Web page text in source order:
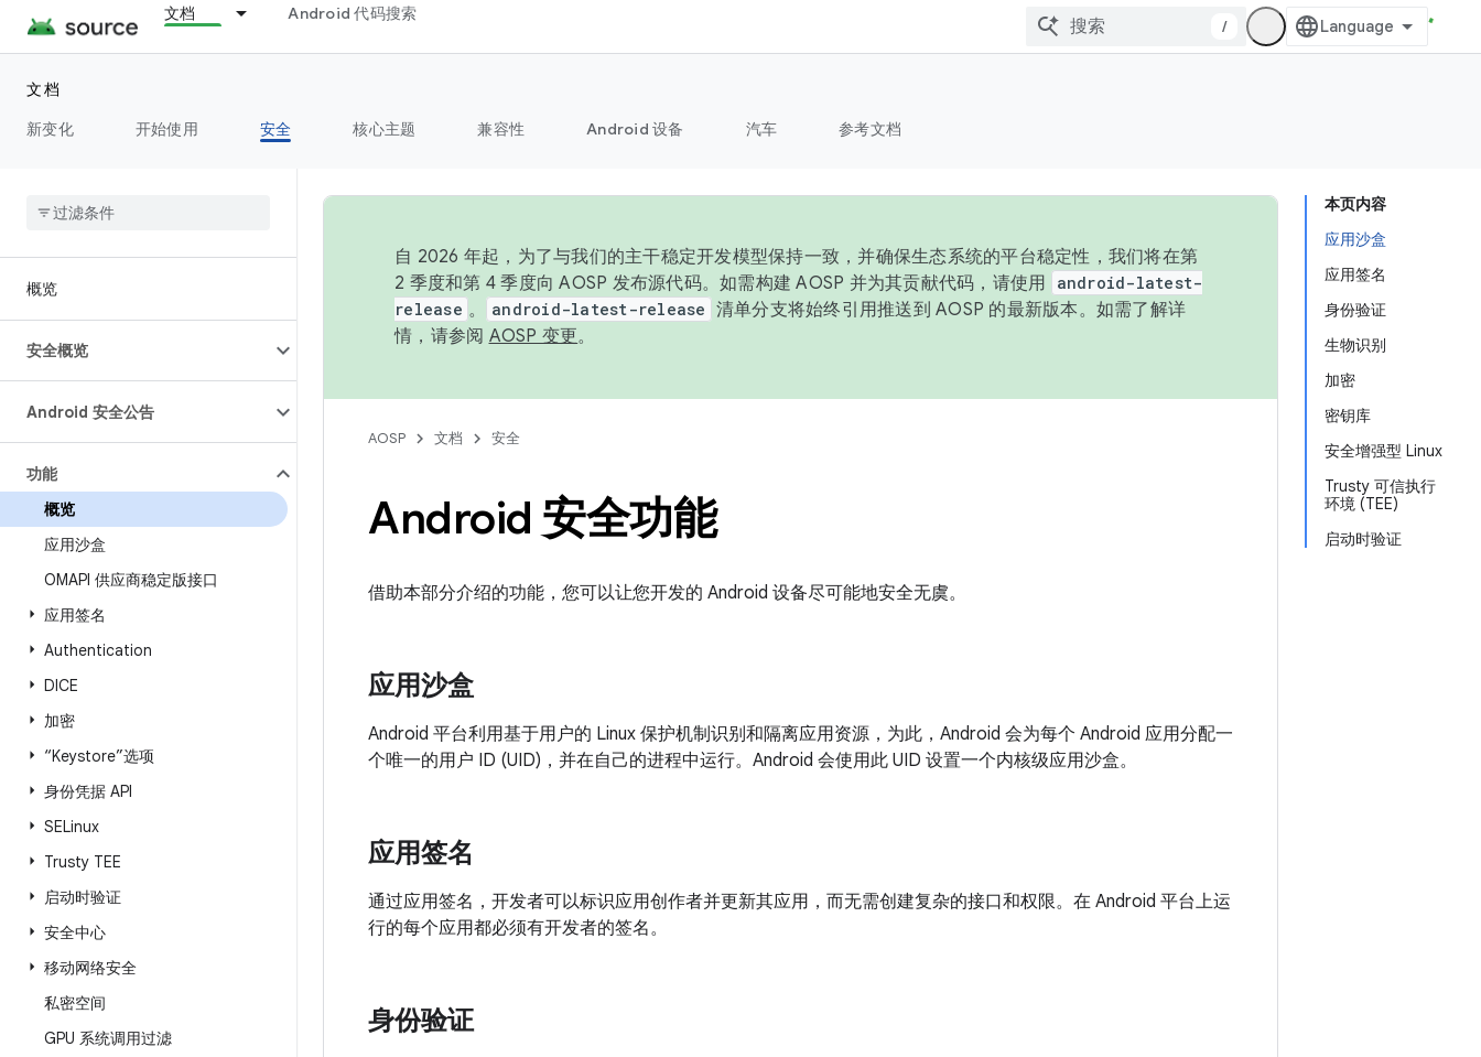
文档 Android 代码搜索
/
文档
新变化
开始使用 安全 核心主题 兼容性 Android 设备 汽车 参考文档
概览
安全概览
Android 安全公告
功能
概览
应用沙盒
OMAPI 供应商稳定版接口
应用签名
Authentication
DICE
加密
“Keystore”选项
身份凭据 API
SELinux
Trusty TEE
启动时验证
安全中心
移动网络安全
私密空间
GPU 系统调用过滤
本页内容
应用沙盒
应用签名
身份验证
生物识别
加密
密钥库
安全增强型 Linux
Trusty 可信执行
环境 (TEE)
启动时验证
自 2026 年起，为了与我们的主干稳定开发模型保持一致，并确保生态系统的平台稳定性，我们将在第
2 季度和第 4 季度向 AOSP 发布源代码。如需构建 AOSP 并为其贡献代码，请使用
android-latest-
release 。 android-latest-release 清单分支将始终引用推送到 AOSP 的最新版本。如需了解详
情，请参阅 AOSP 变更。
AOSP 文档 安全
Android 安全功能
借助本部分介绍的功能，您可以让您开发的 Android 设备尽可能地安全无虞。
应用沙盒
Android 平台利用基于用户的 Linux 保护机制识别和隔离应用资源，为此，Android 会为每个 Android 应用分配一
个唯一的用户 ID (UID)，并在自己的进程中运行。Android 会使用此 UID 设置一个内核级应用沙盒。
应用签名
通过应用签名，开发者可以标识应用创作者并更新其应用，而无需创建复杂的接口和权限。在 Android 平台上运
行的每个应用都必须有开发者的签名。
身份验证